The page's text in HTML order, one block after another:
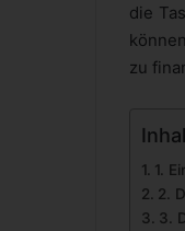
die
zu
1.
2.
3.